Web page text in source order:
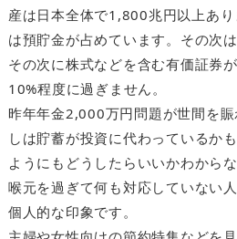
産は日本全体で1,800兆円以上あ
は預貯金が占めています。その次
その次に株式などを含む有価証券
10%程度に過ぎません。
昨年年金2,000万円問題が世間を
しは貯蓄が投資に代わっているか
ようにもどうしたらいいかわから
喉元を過ぎて何も対応していない
個人的な印象です。